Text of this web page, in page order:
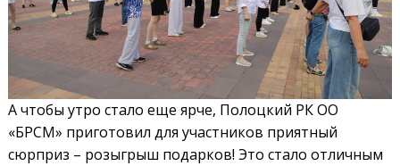
А чтобы утро стало еще ярче, Полоцкий РК ОО
«БРСМ» приготовил для участников приятный
сюрприз – розыгрыш подарков! Это стало отличным